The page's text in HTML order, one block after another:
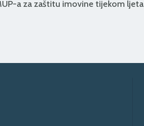
a za zaštitu imovine tijekom ljeta